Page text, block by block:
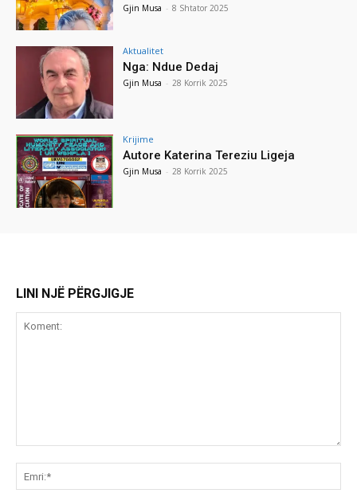
Gjin Musa - 8 Shtator 2025
Aktualitet
Nga: Ndue Dedaj
Gjin Musa - 28 Korrik 2025
Krijime
Autore Katerina Tereziu Ligeja
Gjin Musa - 28 Korrik 2025
LINI NJË PËRGJIGJE